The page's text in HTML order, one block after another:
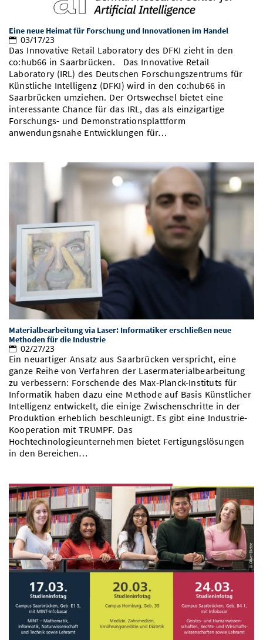
Eine neue Heimat für Forschung und Innovationen im Handel
03/17/23
Das Innovative Retail Laboratory des DFKI zieht in den
co:hub66 in Saarbrücken. Das Innovative Retail
Laboratory (IRL) des Deutschen Forschungszentrums für
Künstliche Intelligenz (DFKI) wird in den co:hub66 in
Saarbrücken umziehen. Der Ortswechsel bietet eine
interessante Chance für das IRL, das als einzigartige
Forschungs- und Demonstrationsplattform
anwendungsnahe Entwicklungen für…
Materialbearbeitung via Laser: Informatiker erschließen neue
Methoden für die Industrie
02/27/23
Ein neuartiger Ansatz aus Saarbrücken verspricht, eine
ganze Reihe von Verfahren der Lasermaterialbearbeitung
zu verbessern: Forschende des Max-Planck-Instituts für
Informatik haben dazu eine Methode auf Basis Künstlicher
Intelligenz entwickelt, die einige Zwischenschritte in der
Produktion erheblich beschleunigt. Es gibt eine Industrie-
Kooperation mit TRUMPF. Das
Hochtechnologieunternehmen bietet Fertigungslösungen
in den Bereichen…